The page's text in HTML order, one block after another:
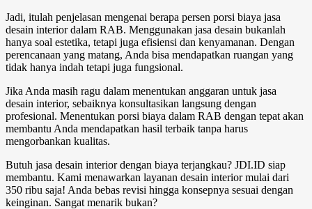
Jadi, itulah penjelasan mengenai berapa persen porsi biaya jasa
desain interiordalam RAB. Menggunakan jasa desain bukanlah
hanya soal estetika, tetapi juga efisiensi dan kenyamanan. Dengan
perencanaan yang matang, Anda bisa mendapatkan ruangan yang
tidak hanya indah tetapi juga fungsional.
Jika Anda masih ragu dalam menentukan anggaran untuk jasa
desain interior, sebaiknya konsultasikan langsung dengan
profesional. Menentukan porsi biaya dalam RAB dengan tepat akan
membantu Anda mendapatkan hasil terbaik tanpa harus
mengorbankan kualitas.
Butuh jasa desain interior dengan biaya terjangkau? JDI.ID siap
membantu. Kami menawarkan layanan desain interior mulai dari
350 ribu saja! Anda bebas revisi hingga konsepnya sesuai dengan
keinginan. Sangat menarik bukan?